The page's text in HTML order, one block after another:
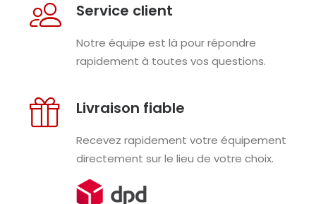
Service client
Notre équipe est là pour répondre
rapidement à toutes vos questions.
Livraison fiable
Recevez rapidement votre équipement
directement sur le lieu de votre choix.